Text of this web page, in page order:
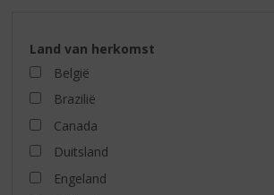
Land van herkomst
België
Brazilië
Canada
Duitsland
Engeland